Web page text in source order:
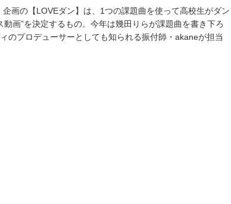
画の【LOVEダン】は、1つの課題曲を使って高校生がダン
画”を決定するもの。今年は幾田りらが課題曲を書き下ろ
のプロデューサーとしても知られる振付師・akaneが担当